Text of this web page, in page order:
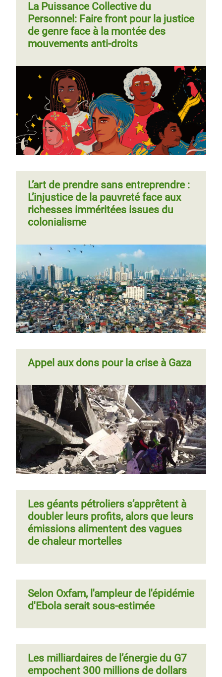
La Puissance Collective du
Personnel: Faire front pour la justice
de genre face à la montée des
mouvements anti-droits
L’art de prendre sans entreprendre :
L’injustice de la pauvreté face aux
richesses imméritées issues du
colonialisme
Appel aux dons pour la crise à Gaza
Les géants pétroliers s’apprêtent à
doubler leurs profits, alors que leurs
émissions alimentent des vagues
de chaleur mortelles
Selon Oxfam, l'ampleur de l'épidémie
d'Ebola serait sous-estimée
Les milliardaires de l’énergie du G7
empochent 300 millions de dollars